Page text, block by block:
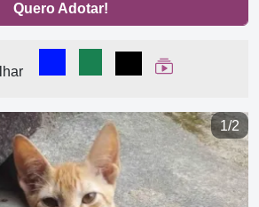
Quero Adotar!
Compartilhar no Facebook
Compartilhar no
Compartilhar
Ver Web Story
1/2